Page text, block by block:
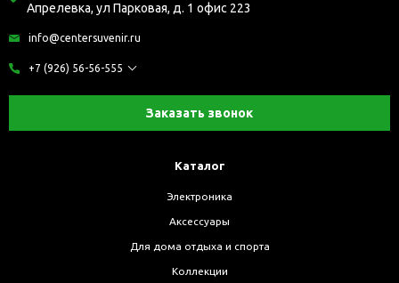
Апрелевка, ул Парковая, д. 1 офис 223
info@centersuvenir.ru
+7 (926) 56-56-555
Заказать звонок
Каталог
Электроника
Аксессуары
Для дома отдыха и спорта
Коллекции